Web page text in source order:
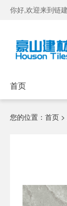
你好,欢迎来到链
首页
您的位置： 首页